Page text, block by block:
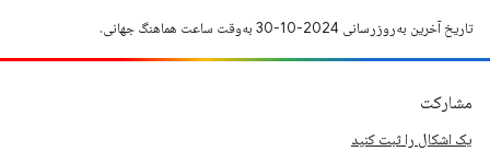
تاریخ آخرین به‌روزرسانی 2024-10-30 به‌وقت ساعت هماهنگ جهانی.
مشارکت
یک اشکال را ثبت کنید